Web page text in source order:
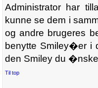
Administrator har
kunne se dem i
og andre brugeres
benytte Smiley�er i
den Smiley du
Til top